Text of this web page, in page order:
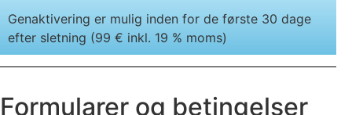
Genaktivering er mulig inden for de første 30 dage
efter sletning (99 € inkl. 19 % moms)
Formularer og betingelser